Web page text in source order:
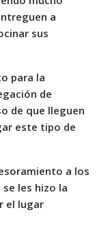
a
sus
para la
de
de que lleguen
este tipo de
a los
les hizo la
el lugar